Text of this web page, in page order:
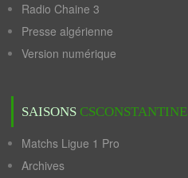
Radio Chaine 3
Presse algérienne
Version numérique
SAISONS CSCONSTANTINE
Matchs Ligue 1 Pro
Archives